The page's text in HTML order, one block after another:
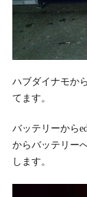
ハブダイナモか
てます。
バッテリーから
からバッテリー
します。